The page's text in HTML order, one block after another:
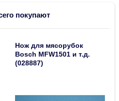
покупают
Нож для мясорубок
Bosch MFW1501 и т.д.
(028887)